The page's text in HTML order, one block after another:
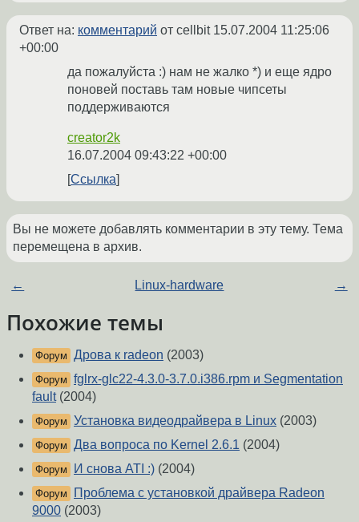
Ответ на: комментарий от cellbit 15.07.2004 11:25:06
+00:00
да пожалуйста :) нам не жалко *) и еще ядро
поновей поставь там новые чипсеты
поддерживаются
creator2k
16.07.2004 09:43:22 +00:00
Ссылка
Вы не можете добавлять комментарии в эту тему. Тема
перемещена в архив.
← Linux-hardware →
Похожие темы
Форум Дрова к radeon (2003)
Форум fglrx-glc22-4.3.0-3.7.0.i386.rpm и Segmentation
fault(2004)
Форум Установка видеодрайвера в Linux (2003)
Форум Два вопроса по Kernel 2.6.1 (2004)
Форум И снова ATI :) (2004)
Форум
Проблема с установкой драйвера Radeon
9000 (2003)